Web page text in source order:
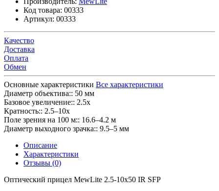
Код товара: 00333
Артикул: 00333
Качество
Доставка
Оплата
Обмен
Основные характеристики Все характеристики
Диаметр объектива:: 50 мм
Базовое увеличение:: 2.5x
Кратность:: 2.5–10x
Поле зрения на 100 м:: 16.6–4.2 м
Диаметр выходного зрачка:: 9.5–5 мм
Описание
Характеристики
Отзывы (0)
Оптический прицел MewLite 2.5-10x50 IR SFP